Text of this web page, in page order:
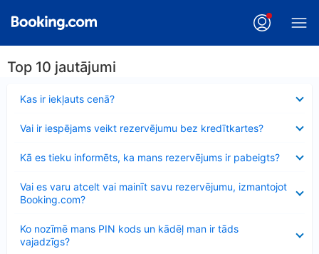
Top 10 jautājumi
Kas ir iekļauts cenā?
Vai ir iespējams veikt rezervējumu bez kredītkartes?
Kā es tieku informēts, ka mans rezervējums ir pabeigts?
Vai es varu atcelt vai mainīt savu rezervējumu, izmantojot
Booking.com?
Ko nozīmē mans PIN kods un kādēļ man ir tāds
vajadzīgs?